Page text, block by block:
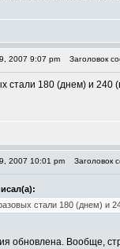
2007 9:07 pm Заголовок
стали 180 (днем) и 240
2007 10:01 pm Заголовок
стали 180 (днем) и
обновлена. Вообще,